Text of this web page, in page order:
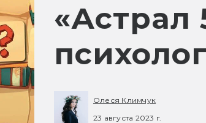
«Астрал
Олеся Климчук
23 августа 2023 г.